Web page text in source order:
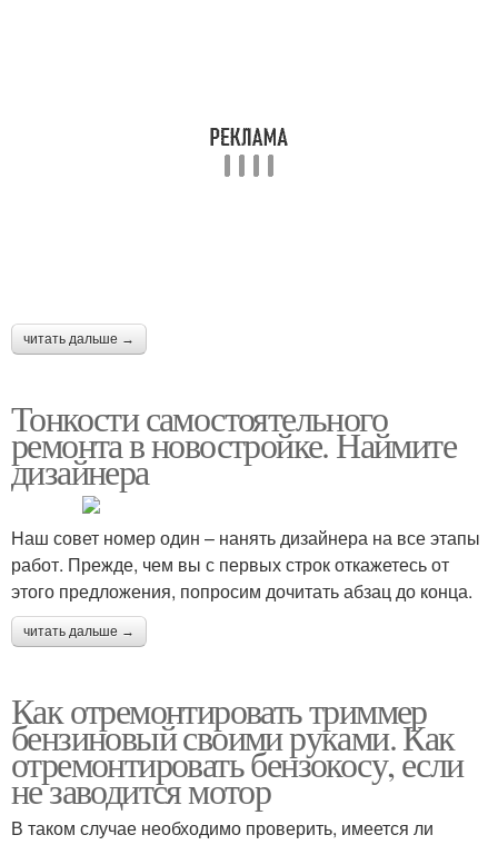
читать дальше →
Тонкости самостоятельного
ремонта в новостройке. Наймите
дизайнера
Наш совет номер один – нанять дизайнера на все этапы
работ. Прежде, чем вы с первых строк откажетесь от
этого предложения, попросим дочитать абзац до конца.
читать дальше →
Как отремонтировать триммер
бензиновый своими руками. Как
отремонтировать бензокосу, если
не заводится мотор
В таком случае необходимо проверить, имеется ли